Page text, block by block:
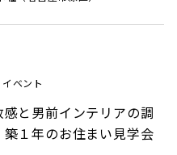
イベント
感と男前インテリアの調
築１年のお住まい見学会